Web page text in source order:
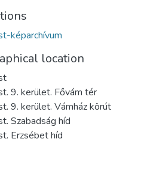
képarchívum
location
9. kerület. Fővám tér
9. kerület. Vámház körút
Szabadság híd
Erzsébet híd